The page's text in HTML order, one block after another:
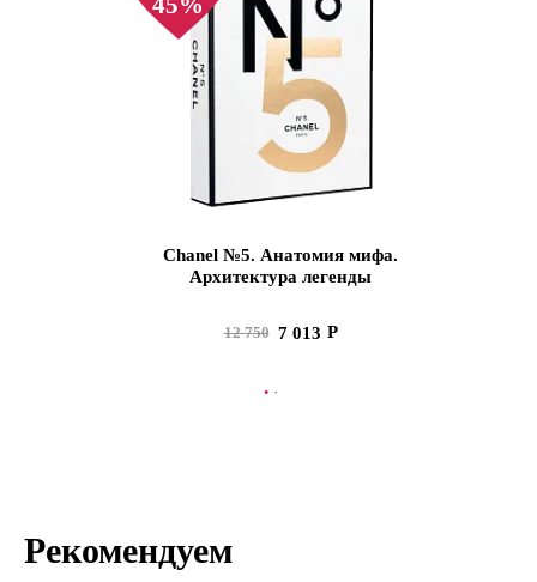
Chanel №5. Анатомия мифа.
Архитектура легенды
12 750 7 013
В КОРЗИНУ
Рекомендуем